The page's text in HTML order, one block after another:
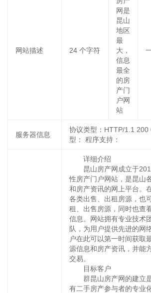
网站描述 24 个字符
网是
昆山
地区
最
大，
信息
最全
的房
产门
户网
站
服务器信息
协议类型：HTTP/1.1
型： 程序支持：
详细介绍
昆山房产网成立于
性房产门户网站，是昆山
和房产资讯的网上平台。
各类出售、出租房源，也
租、出售房源，同时也查
信息。网站拥有专业技术
队，为用户提供先进的网
户在此可以第一时间获取
源信息和房产资讯，并能
交易。
目标客户
群昆山房产网的建立
有二手房产参与者的专业